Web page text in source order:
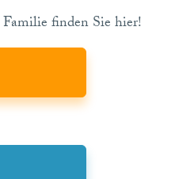
finden Sie hier!